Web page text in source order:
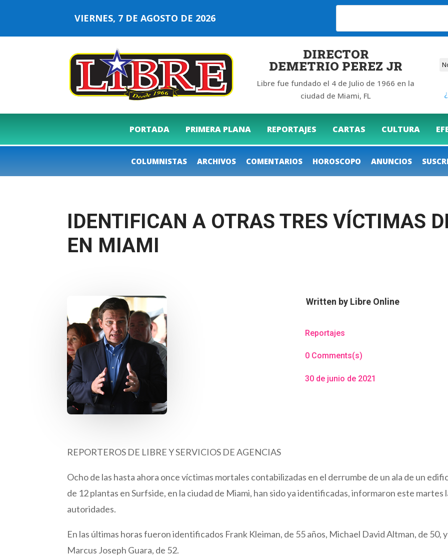
VIERNES, 7 DE AGOSTO DE 2026
DIRECTOR
DEMETRIO PEREZ JR
Libre fue fundado el 4 de Julio de 1966 en la
ciudad de Miami, FL
PORTADA PRIMERA PLANA REPORTAJES CARTAS CULTURA
COLUMNISTAS ARCHIVOS COMENTARIOS HOROSCOPO ANUNCIOS
IDENTIFICAN A OTRAS TRES VÍCTIMAS
EN MIAMI
Written by Libre Online
Reportajes
0 Comments(s)
30 de junio de 2021
REPORTEROS DE LIBRE Y SERVICIOS DE AGENCIAS
Ocho de las hasta ahora once víctimas mortales contabilizadas en el derrumbe de un ala de un
de 12 plantas en Surfside, en la ciudad de Miami, han sido ya identificadas, informaron este martes
autoridades.
En las últimas horas fueron identificados Frank Kleiman, de 55 años, Michael David Altman, de 50, y
Marcus Joseph Guara, de 52.